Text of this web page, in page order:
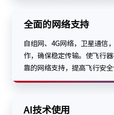
全面的网络支持
自组网、4G网络，卫星通信
作，确保稳定传输。使飞行
靠的网络支持，提高飞行安全
AI技术使用